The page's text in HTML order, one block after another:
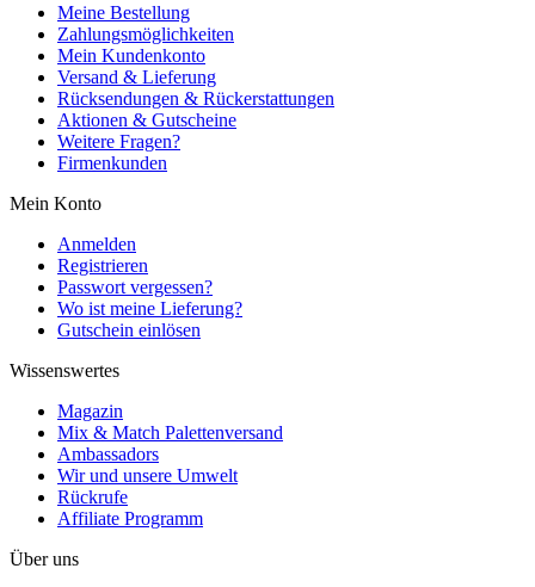
Meine Bestellung
Zahlungsmöglichkeiten
Mein Kundenkonto
Versand & Lieferung
Rücksendungen & Rückerstattungen
Aktionen & Gutscheine
Weitere Fragen?
Firmenkunden
Mein Konto
Anmelden
Registrieren
Passwort vergessen?
Wo ist meine Lieferung?
Gutschein einlösen
Wissenswertes
Magazin
Mix & Match Palettenversand
Ambassadors
Wir und unsere Umwelt
Rückrufe
Affiliate Programm
Über uns